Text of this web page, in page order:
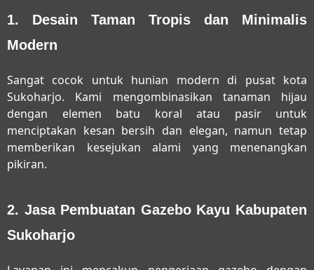
1. Desain Taman Tropis dan Minimalis
Modern
Sangat cocok untuk hunian modern di pusat kota
Sukoharjo. Kami mengombinasikan tanaman hijau
dengan elemen batu koral atau pasir untuk
menciptakan kesan bersih dan elegan, namun tetap
memberikan kesejukan alami yang menenangkan
pikiran.
2. Jasa Pembuatan Gazebo Kayu Kabupaten
Sukoharjo